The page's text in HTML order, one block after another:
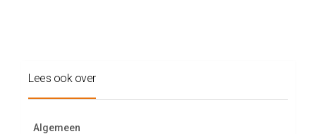
Lees ook over
Algemeen